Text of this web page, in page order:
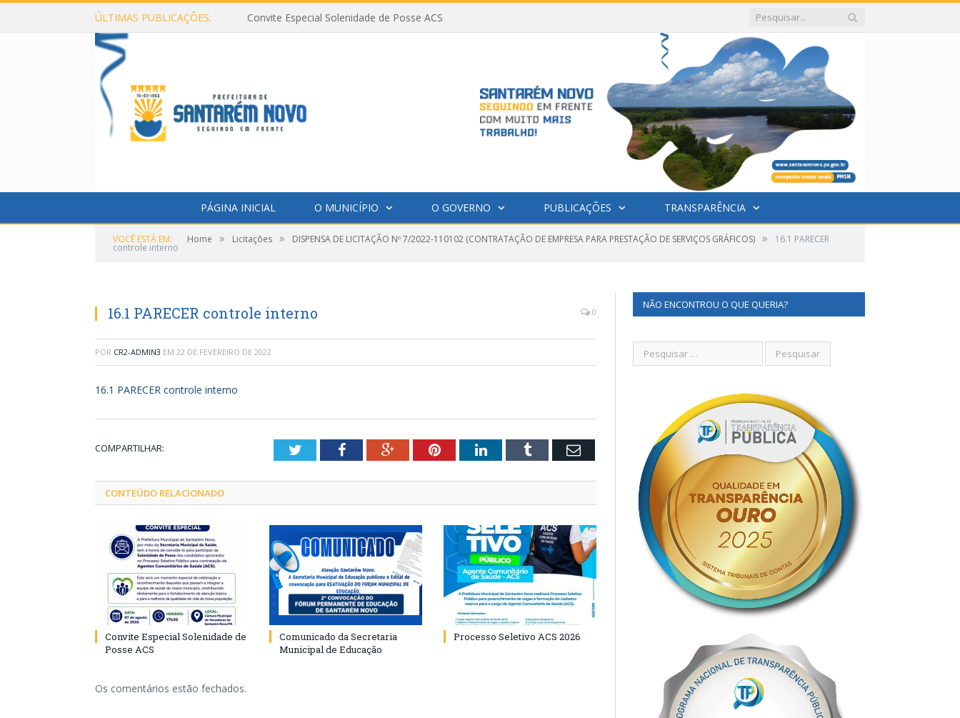
ÚLTIMAS PUBLICAÇÕES: Convite Especial Solenidade de Posse ACS
PÁGINA INICIAL O MUNICÍPIO O GOVERNO PUBLICAÇÕES TRANSPARÊNCIA
VOCÊ ESTÁ EM: Home » Licitações » DISPENSA DE LICITAÇÃO Nº 7/2022-110102 (CONTRATAÇÃO DE EMPRESA PARA PRESTAÇÃO DE SERVIÇOS GRÁFICOS) » 16.1 PARECER
controle interno
16.1 PARECER controle interno 0
POR CR2-ADMIN3 EM 22 DE FEVEREIRO DE 2022
16.1 PARECER controle interno
COMPARTILHAR: TwitterFacebookGoogle+PinterestLinkedInTumblr Email
CONTEÚDO RELACIONADO
Convite Especial Solenidade de
Posse ACS
Comunicado da Secretaria
Municipal de Educação
Processo Seletivo ACS 2026
Os comentários estão fechados.
NÃO ENCONTROU O QUE QUERIA?